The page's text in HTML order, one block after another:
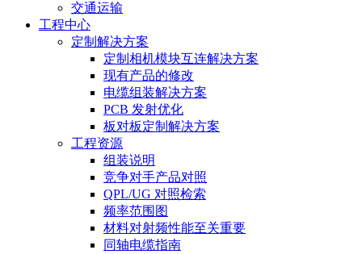
交通运输
工程中心
定制解决方案
定制相机模块互连解决方案
现有产品的修改
电缆组装解决方案
PCB 发射优化
板对板定制解决方案
工程资源
组装说明
竞争对手产品对照
QPL/UG 对照检索
频率范围图
材料对射频性能至关重要
同轴电缆指南